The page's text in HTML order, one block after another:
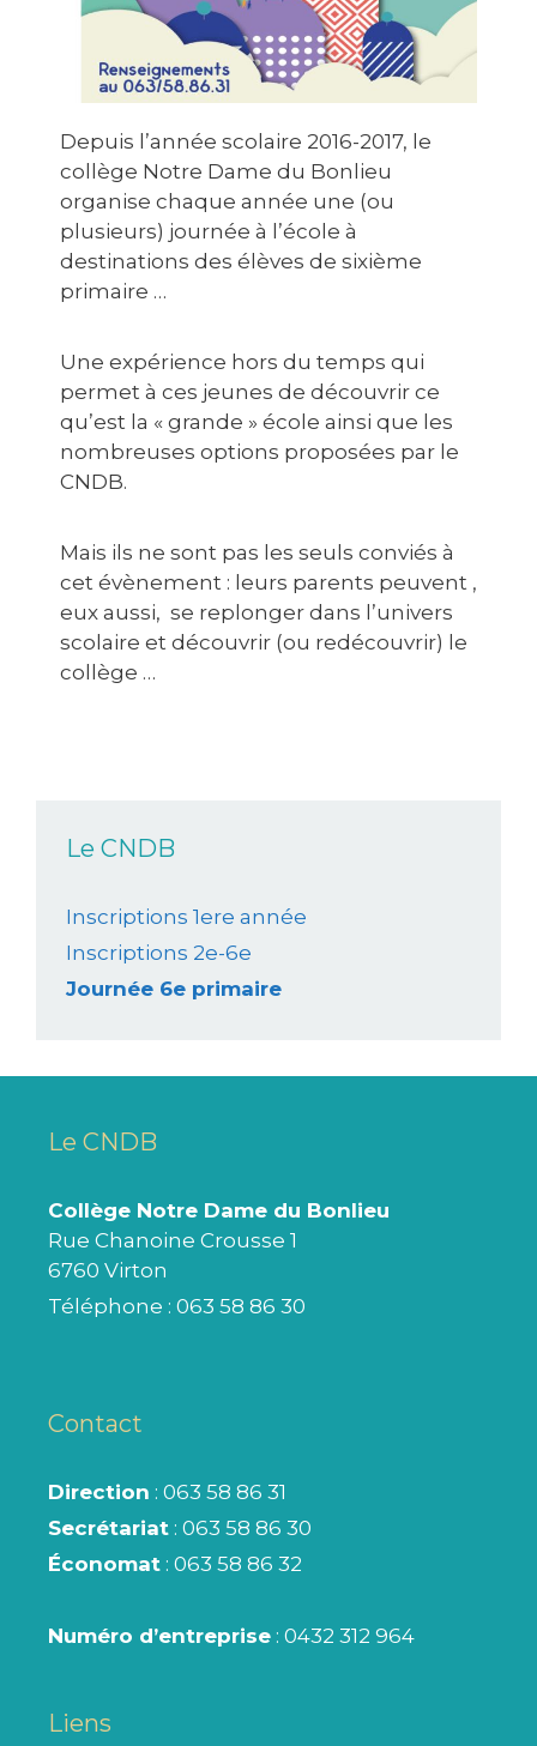
Depuis l’année scolaire 2016-2017, le
collège Notre Dame du Bonlieu
organise chaque année une (ou
plusieurs) journée à l’école à
destinations des élèves de sixième
primaire …
Une expérience hors du temps qui
permet à ces jeunes de découvrir ce
qu’est la « grande » école ainsi que les
nombreuses options proposées par le
CNDB.
Mais ils ne sont pas les seuls conviés à
cet évènement : leurs parents peuvent ,
eux aussi, se replonger dans l’univers
scolaire et découvrir (ou redécouvrir) le
collège …
Le CNDB
Inscriptions 1ere année
Inscriptions 2e-6e
Journée 6e primaire
Le CNDB
Collège Notre Dame du Bonlieu
Rue Chanoine Crousse 1
6760 Virton
Téléphone : 063 58 86 30
Contact
Direction : 063 58 86 31
Secrétariat : 063 58 86 30
Économat : 063 58 86 32
Numéro d’entreprise : 0432 312 964
Liens